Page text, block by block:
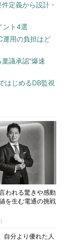
定義から設計・
ント4選
運用の負担はど
議承認“爆速
はじめるDB監視
われる驚きや感動
を生む電通の挑戦
自分より優れた人